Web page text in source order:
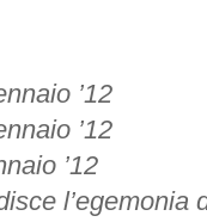
’12
’12
’12
l’egemonia